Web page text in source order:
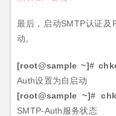
最后，启动SMTP认证及
动。
[root@sample ~]#
Auth设置为自启动
[root@sample ~]#
SMTP-Auth服务状态